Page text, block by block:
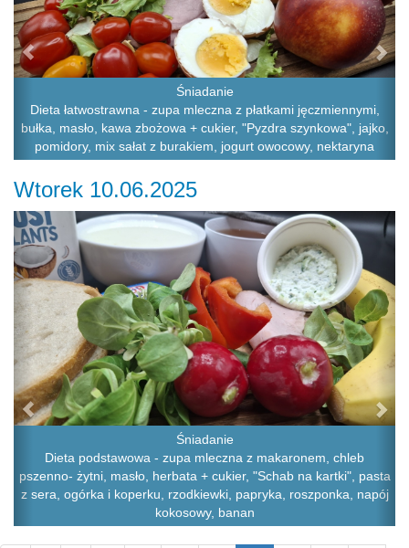
Śniadanie
Dieta łatwostrawna - zupa mleczna z płatkami jęczmiennymi,
bułka, masło, kawa zbożowa + cukier, "Pyzdra szynkowa", jajko,
pomidory, mix sałat z burakiem, jogurt owocowy, nektaryna
Wtorek 10.06.2025
Śniadanie
Dieta podstawowa - zupa mleczna z makaronem, chleb
pszenno- żytni, masło, herbata + cukier, "Schab na kartki", pasta
z sera, ogórka i koperku, rzodkiewki, papryka, roszponka, napój
kokosowy, banan
Previous